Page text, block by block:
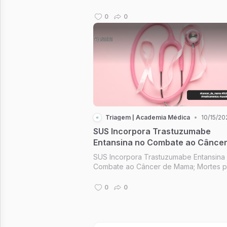
Carótidas; Constância; Mude seus
mude sua vida.
0 0
Triagem | Academia Médica • 10/15/
SUS Incorpora Trastuzumabe
Entansina no Combate ao
Mama
SUS Incorpora Trastuzumabe Entansina
Combate ao Câncer de Mama; Mortes
"Pare de estudar a piscina", mergulhe!;
0 0